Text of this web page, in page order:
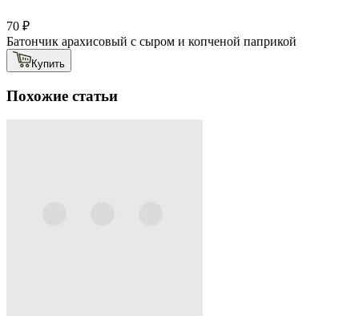
70 ₽
Батончик арахисовый с сыром и копченой паприкой
Купить
Похожие статьи